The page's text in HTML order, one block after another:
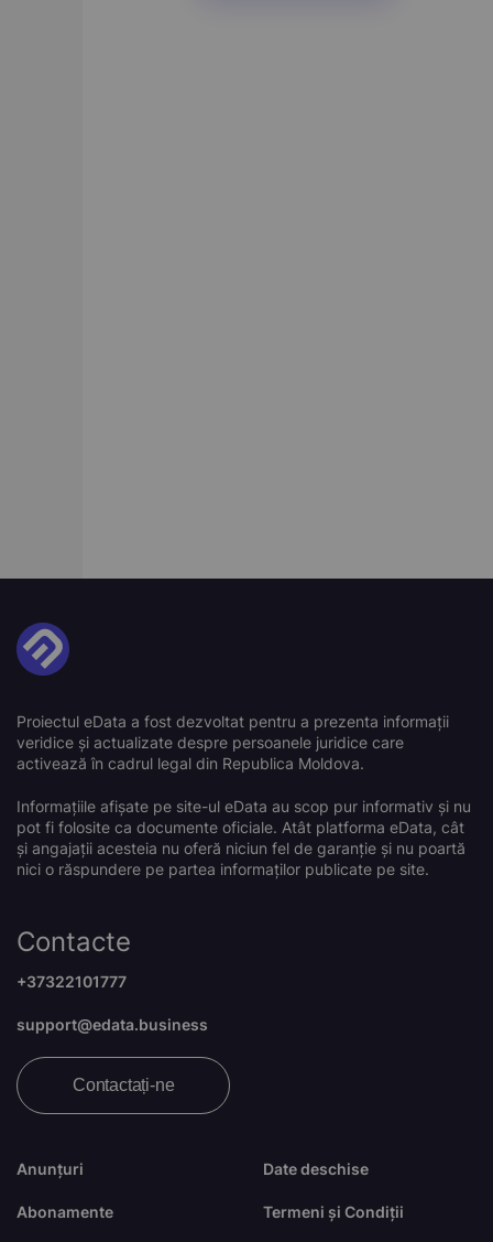
Proiectul eData a fost dezvoltat pentru a prezenta informații
veridice și actualizate despre persoanele juridice care
activează în cadrul legal din Republica Moldova.
Informațiile afișate pe site-ul eData au scop pur informativ și nu
pot fi folosite ca documente oficiale. Atât platforma eData, cât
și angajații acesteia nu oferă niciun fel de garanție și nu poartă
nici o răspundere pe partea informaților publicate pe site.
Anunțuri
Abonamente
Date deschise
Termeni și Condiții
Contacte
+37322101777
support@edata.business
Contactați-ne